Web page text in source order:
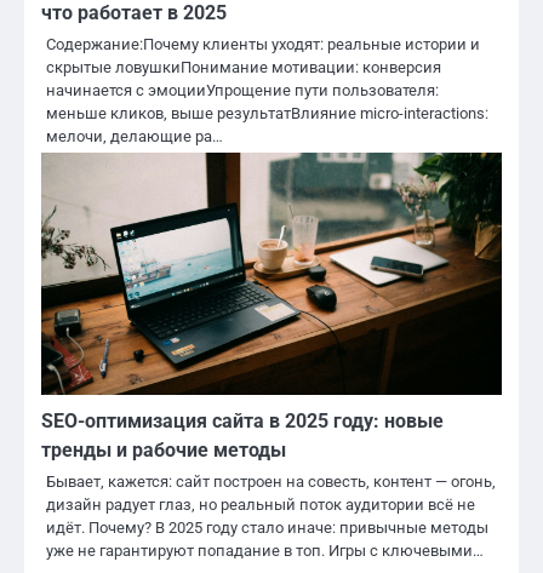
что работает в 2025
Содержание:Почему клиенты уходят: реальные истории и
скрытые ловушкиПонимание мотивации: конверсия
начинается с эмоцииУпрощение пути пользователя:
меньше кликов, выше результатВлияние micro-interactions:
мелочи, делающие ра…
SEO-оптимизация сайта в 2025 году: новые
тренды и рабочие методы
Бывает, кажется: сайт построен на совесть, контент — огонь,
дизайн радует глаз, но реальный поток аудитории всё не
идёт. Почему? В 2025 году стало иначе: привычные методы
уже не гарантируют попадание в топ. Игры с ключевыми…